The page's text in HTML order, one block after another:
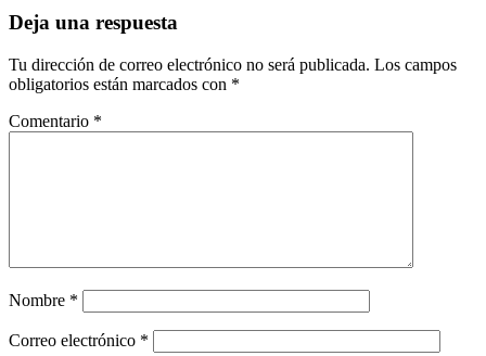
Deja una respuesta
Tu dirección de correo electrónico no será publicada. Los campos
obligatorios están marcados con *
Comentario *
Nombre *
Correo electrónico *